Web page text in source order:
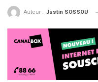
Auteur : Justin SOSSOU